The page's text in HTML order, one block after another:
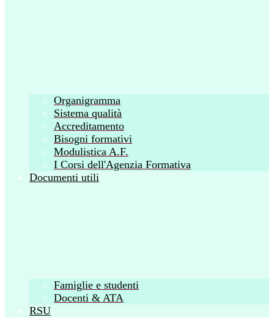
Organigramma
Sistema qualità
Accreditamento
Bisogni formativi
Modulistica A.F.
I Corsi dell'Agenzia Formativa
Documenti utili
Famiglie e studenti
Docenti & ATA
RSU